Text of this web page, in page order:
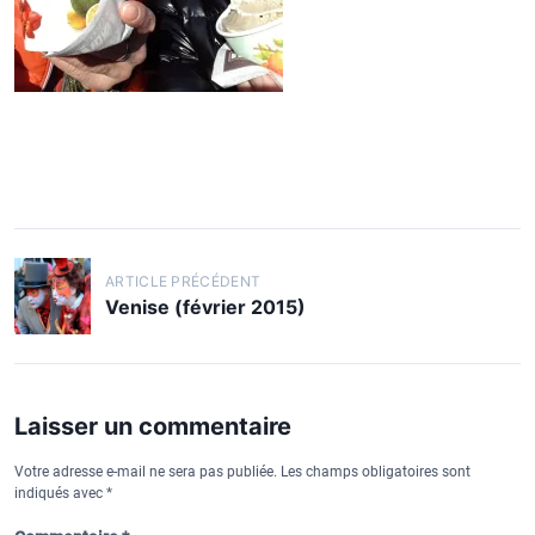
N
a
v
g
t
i
ARTICLE PRÉCÉDENT
Venise (février 2015)
Laisser un commentaire
Votre adresse e-mail ne sera pas publiée. Les champs obligatoires sont
indiqués avec *